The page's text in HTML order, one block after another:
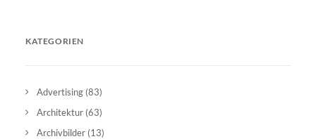
KATEGORIEN
Advertising (83)
Architektur (63)
Archivbilder (13)